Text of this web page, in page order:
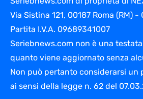
Via Sistina 121, 00187 Roma (RM)
Partita I.V.A. 09689341007
Seriebnews.com non è una
quanto viene aggiornato senza
Non può pertanto considerarsi un
ai sensi della legge n. 62 del